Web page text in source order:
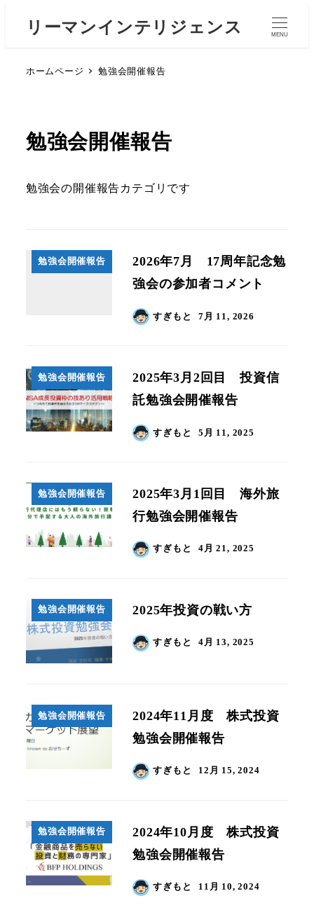
リーマンインテリジェンス MENU
ホームページ 勉強会開催報告
勉強会開催報告
勉強会の開催報告カテゴリです
勉強会開催報告
2026年7月 17周年記念勉
強会の参加者コメント
すぎもと 7月 11, 2026
勉強会開催報告
2025年3月2回目 投資信
託勉強会開催報告
すぎもと 5月 11, 2025
勉強会開催報告
2025年3月1回目 海外旅
行勉強会開催報告
すぎもと 4月 21, 2025
勉強会開催報告 2025年投資の戦い方
すぎもと 4月 13, 2025
勉強会開催報告
2024年11月度 株式投資
勉強会開催報告
すぎもと 12月 15, 2024
勉強会開催報告
2024年10月度 株式投資
勉強会開催報告
すぎもと 11月 10, 2024